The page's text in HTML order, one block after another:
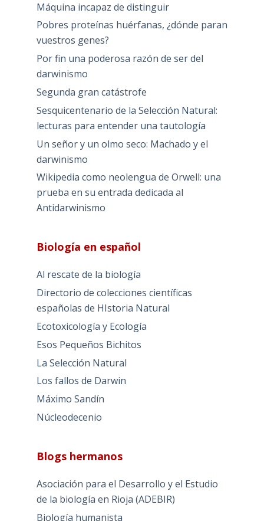
Máquina incapaz de distinguir
Pobres proteínas huérfanas, ¿dónde paran
vuestros genes?
Por fin una poderosa razón de ser del
darwinismo
Segunda gran catástrofe
Sesquicentenario de la Selección Natural:
lecturas para entender una tautología
Un señor y un olmo seco: Machado y el
darwinismo
Wikipedia como neolengua de Orwell: una
prueba en su entrada dedicada al
Antidarwinismo
Biología en español
Al rescate de la biología
Directorio de colecciones científicas
españolas de HIstoria Natural
Ecotoxicología y Ecología
Esos Pequeños Bichitos
La Selección Natural
Los fallos de Darwin
Máximo Sandín
Núcleodecenio
Blogs hermanos
Asociación para el Desarrollo y el Estudio
de la biología en Rioja (ADEBIR)
Biología humanista